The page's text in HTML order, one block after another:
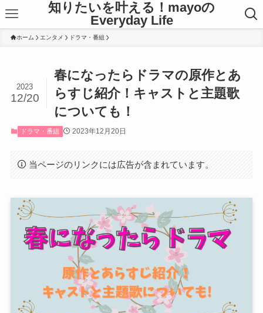
知りたいを叶える！mayoの
Everyday Life
ホーム エンタメ ドラマ・番組
春になったらドラマの原作とあ
らすじ紹介！キャストと主題歌
についても！
2023
12/20
ドラマ・番組 2023年12月20日
当ページのリンクには広告が含まれています。